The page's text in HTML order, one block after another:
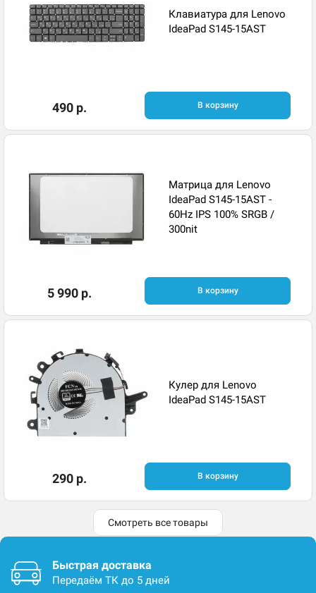
Клавиатура для Lenovo
IdeaPad S145-15AST
490 р. В корзину
Матрица для Lenovo
IdeaPad S145-15AST -
60Hz IPS 100% SRGB /
300nit
5 990 р. В корзину
Кулер для Lenovo
IdeaPad S145-15AST
290 р. В корзину
Смотреть все товары
Быстрая доставка
Передаём ТК до 5 дней